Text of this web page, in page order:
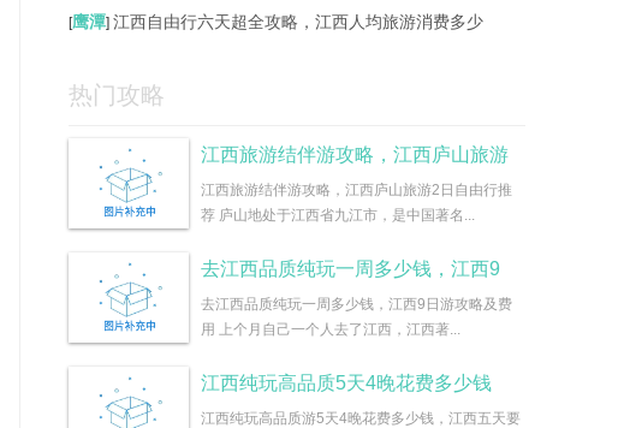
[鹰潭] 江西自由行六天超全攻略，江西人均旅游消费多少
热门攻略
江西旅游结伴游攻略，江西庐山旅游
江西旅游结伴游攻略，江西庐山旅游2日自由行推
荐 庐山地处于江西省九江市，是中国著名...
去江西品质纯玩一周多少钱，江西9
去江西品质纯玩一周多少钱，江西9日游攻略及费
用 上个月自己一个人去了江西，江西著...
江西纯玩高品质5天4晚花费多少钱
江西纯玩高品质游5天4晚花费多少钱，江西五天要